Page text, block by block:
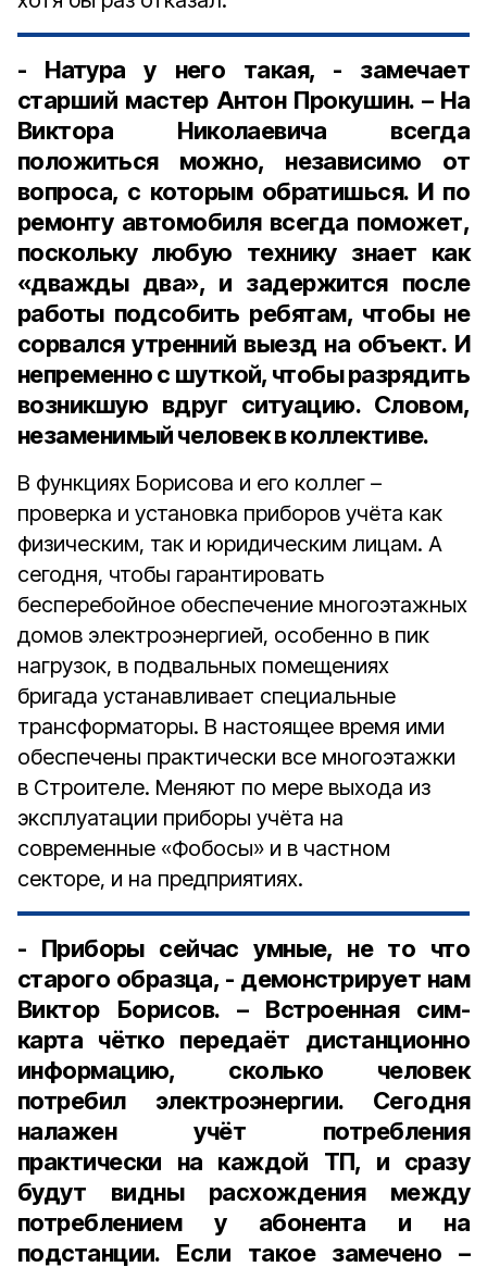
- Натура у него такая, - замечает
старший мастер Антон Прокушин. – На
Виктора Николаевича всегда
положиться можно, независимо от
вопроса, с которым обратишься. И по
ремонту автомобиля всегда поможет,
поскольку любую технику знает как
«дважды два», и задержится после
работы подсобить ребятам, чтобы не
сорвался утренний выезд на объект. И
непременно с шуткой, чтобы разрядить
возникшую вдруг ситуацию. Словом,
незаменимый человек в коллективе.
В функциях Борисова и его коллег –
проверка и установка приборов учёта как
физическим, так и юридическим лицам. А
сегодня, чтобы гарантировать
бесперебойное обеспечение многоэтажных
домов электроэнергией, особенно в пик
нагрузок, в подвальных помещениях
бригада устанавливает специальные
трансформаторы. В настоящее время ими
обеспечены практически все многоэтажки
в Строителе. Меняют по мере выхода из
эксплуатации приборы учёта на
современные «Фобосы» и в частном
секторе, и на предприятиях.
- Приборы сейчас умные, не то что
старого образца, - демонстрирует нам
Виктор Борисов. – Встроенная сим-
карта чётко передаёт дистанционно
информацию, сколько человек
потребил электроэнергии. Сегодня
налажен учёт потребления
практически на каждой ТП, и сразу
будут видны расхождения между
потреблением у абонента и на
подстанции. Если такое замечено –